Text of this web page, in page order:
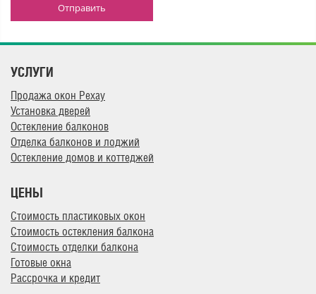
Отправить
УСЛУГИ
Продажа окон Рехау
Установка дверей
Остекление балконов
Отделка балконов и лоджий
Остекление домов и коттеджей
ЦЕНЫ
Стоимость пластиковых окон
Стоимость остекления балкона
Стоимость отделки балкона
Готовые окна
Рассрочка и кредит